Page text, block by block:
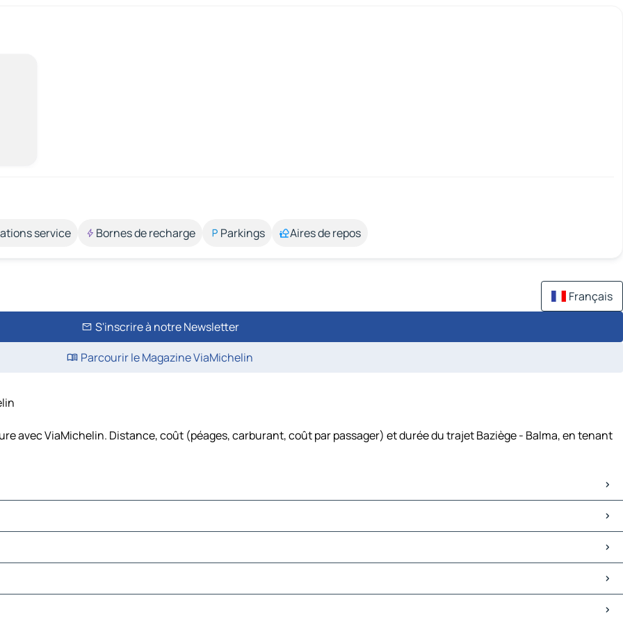
service Bornes de recharge Parkings Aires de repos
Français
S'inscrire à notre Newsletter
Parcourir le Magazine ViaMichelin
avec ViaMichelin. Distance, coût (péages, carburant, coût par passager) et durée du trajet Baziège - Balma, en tenant